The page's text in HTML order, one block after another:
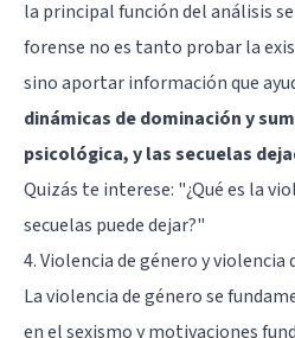
la principal función del análisis
forense no es tanto probar la
sino aportar información que
dinámicas de dominación y
psicológica, y las secuelas
Quizás te interese: "¿Qué es la
secuelas puede dejar?"
4. Violencia de género y violencia
La violencia de género se
en el sexismo y motivaciones